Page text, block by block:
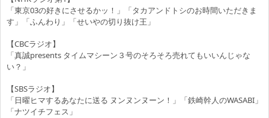
「東京03の好きにさせるかッ！」「タカアンドトシのお時間いただきま
す」「ふんわり」「せいやの切り抜け王」
【CBCラジオ】
「真誠presents タイムマシーン３号のそろそろ売れてもいいんじゃな
い？」
【SBSラジオ】
「日曜ヒマするあなたに送る ヌンヌンヌーン！」「鉄崎幹人のWASABI」
「ナツイチフェス」